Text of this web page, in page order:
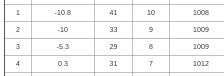
1 -10.8 41 10 1008
2 -10 33 9 1009
3 -5.3 29 8 1009
4 0.3 31 7 1012